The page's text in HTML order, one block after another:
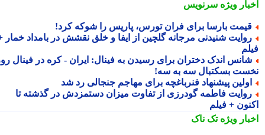
ویژهسرنویس
بارسا برای فران تورس، پاریس را شوکه کرد!
شنیدنی مرجانه گلچین از ایفا و خلق نقشش در بامداد خمار +
اندک دختران برای رسیدن به فینال: ایران - کره در فینال روز
بسکتبال سه به سه!
پیشنهاد فنرباغچه برای مهاجم جنجالی رد شد
فاطمه گودرزی از تفاوت میزان دستمزدش در گذشته تا
+ فیلم
ویژهتک ناک